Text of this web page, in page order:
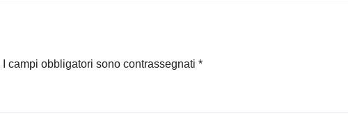
I campi obbligatori sono contrassegnati *